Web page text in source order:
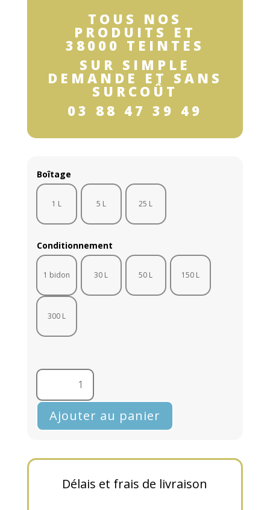
TOUS NOS
PRODUITS ET
38000 TEINTES
SUR SIMPLE
DEMANDE ET SANS
SURCOÛT
03 88 47 39 49
Boîtage
1 L 5 L 25 L
Conditionnement
1 bidon 30 L 50 L 150 L
300 L
quantité
DURCISSEUR
INCOLORE
spécial
friables,
Ajouter au panier
Délais et frais de livraison